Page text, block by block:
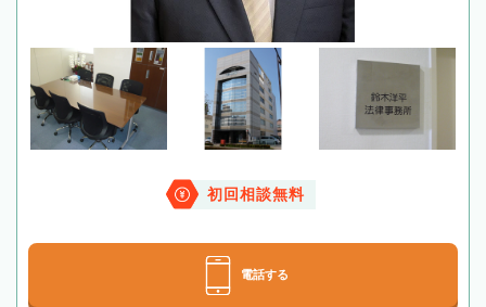
初回相談無料
電話する